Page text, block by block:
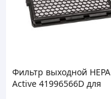
Фильтр выходной HEPA
Active 41996566D для